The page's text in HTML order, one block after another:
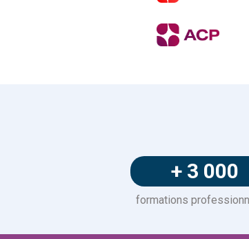
+ 3 000
formations